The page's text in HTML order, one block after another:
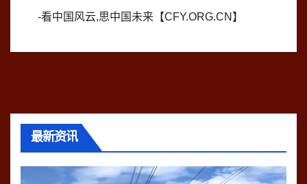
-看中国风云,思中国未来【CFY.ORG.CN】
最新资讯